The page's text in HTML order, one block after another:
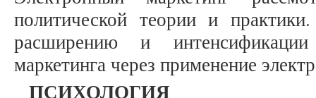
политической теории и
расширению и интенсификации
маркетинга через применение
ПСИХОЛОГИЯ